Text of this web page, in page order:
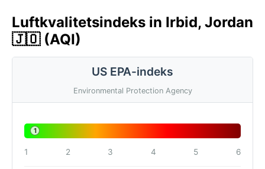
Luftkvalitetsindeks in Irbid, Jordan
🇯🇴 (AQI)
US EPA-indeks
Environmental Protection Agency
1
1 2 3 4 5 6